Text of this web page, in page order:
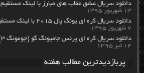
دانلود سریال عشق عقاب های مبارز با لینک مستقیم
۱۳ شهریور ۱۳۹۵
دانلود سریال کره ای یونگ پال ۲۰۱۵ با لینک مستقیم
۷ شهریور ۱۳۹۵
دانلود سریال کره ای پرنس جامیونگ گو (جومونگ ۳) با لینک مستقیم
۱۴ تیر ۱۳۹۵
پربازدیدترین مطالب هفته